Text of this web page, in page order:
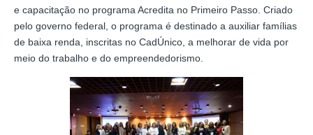
e capacitação no programa Acredita no Primeiro Passo. Criado
pelo governo federal, o programa é destinado a auxiliar famílias
de baixa renda, inscritas no CadÚnico, a melhorar de vida por
meio do trabalho e do empreendedorismo.